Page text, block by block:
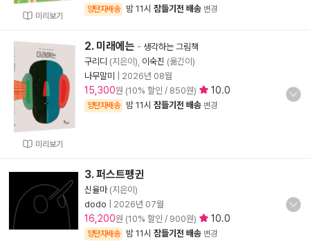
미리보기
양탄자배송 밤 11시 잠들기전 배송 변경
미리보기
2. 미래에는 - 생각하는 그림책
구리디 (지은이), 이숙진 (옮긴이)
나무말미
2026년 08월
15,300원 (10% 할인 / 850원) 10.0
양탄자배송 밤 11시 잠들기전 배송 변경
3. 퍼스트펭귄
신율마(지은이)
dodo
2026년 07월
16,200원 (10% 할인 / 900원) 10.0
양탄자배송 밤 11시 잠들기전 배송 변경